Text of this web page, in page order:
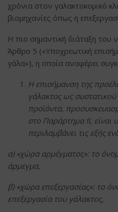
χρόνια στον γαλακτοκομικό
βιομηχανίες όπως η
Η πιο σημαντική διάταξη του
Άρθρο 5 («Υποχρεωτική
γάλα»), η οποία αναφέρει
Η επισήμανση της
γάλακτος ως
προϊόντα,
στο Παράρτημα ΙΙ, είναι
περιλαμβάνει τις εξής
α) «χώρα αρμέγματος»: το
άρμεγμα,
β) «χώρα επεξεργασίας»: το
επεξεργασία του γάλακτος,